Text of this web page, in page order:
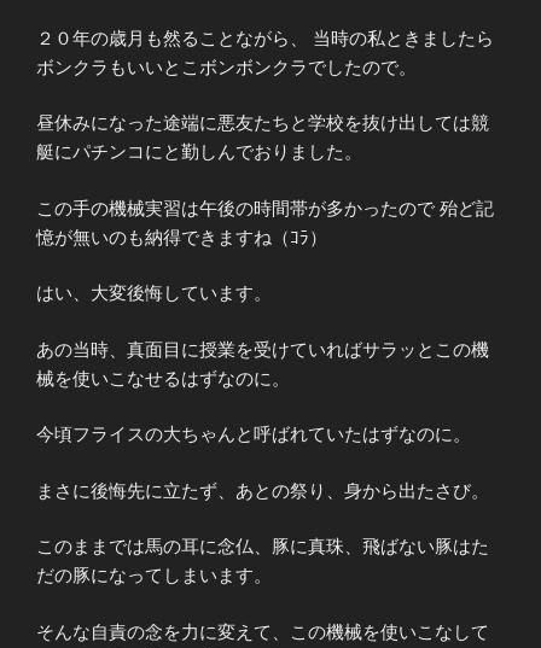
２０年の歳月も然ることながら、 当時の私ときましたら
ボンクラもいいとこボンボンクラでしたので。
昼休みになった途端に悪友たちと学校を抜け出しては競
艇にパチンコにと勤しんでおりました。
この手の機械実習は午後の時間帯が多かったので 殆ど記
憶が無いのも納得できますね（ｺﾗ）
はい、大変後悔しています。
あの当時、真面目に授業を受けていればサラッとこの機
械を使いこなせるはずなのに。
今頃フライスの大ちゃんと呼ばれていたはずなのに。
まさに後悔先に立たず、あとの祭り、身から出たさび。
このままでは馬の耳に念仏、豚に真珠、飛ばない豚はた
だの豚になってしまいます。
そんな自責の念を力に変えて、この機械を使いこなして